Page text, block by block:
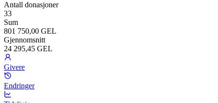
Antall donasjoner
33
Sum
801 750,00 GEL
Gjennomsnitt
24 295,45 GEL
Givere
Endringer